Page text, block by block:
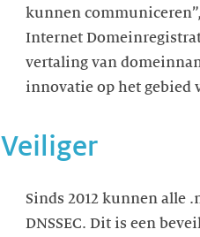
kunnen
Internet
vertaling van
innovatie op het gebied
Veiliger
Sinds 2012 kunnen alle
DNSSEC. Dit is een